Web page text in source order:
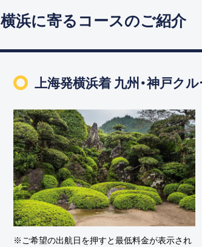
横浜に寄るコースのご紹介
上海発横浜着 九州・神戸ク
※ご希望の出航日を押すと最低料金が表示され